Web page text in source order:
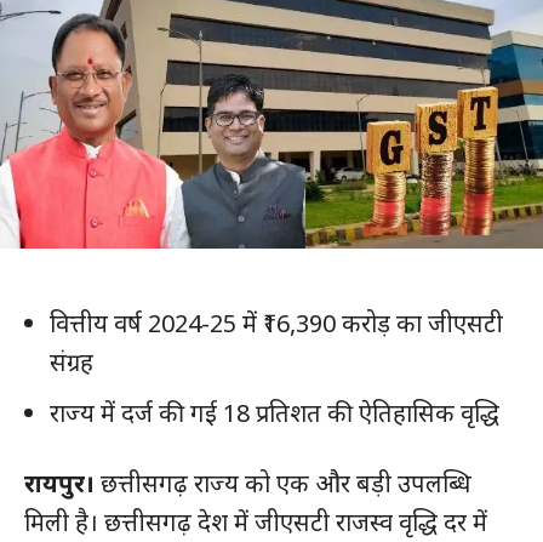
वित्तीय वर्ष 2024-25 में ₹16,390 करोड़ का जीएसटी
संग्रह
राज्य में दर्ज की गई 18 प्रतिशत की ऐतिहासिक वृद्धि
रायपुर। छत्तीसगढ़ राज्य को एक और बड़ी उपलब्धि
मिली है। छत्तीसगढ़ देश में जीएसटी राजस्व वृद्धि दर में